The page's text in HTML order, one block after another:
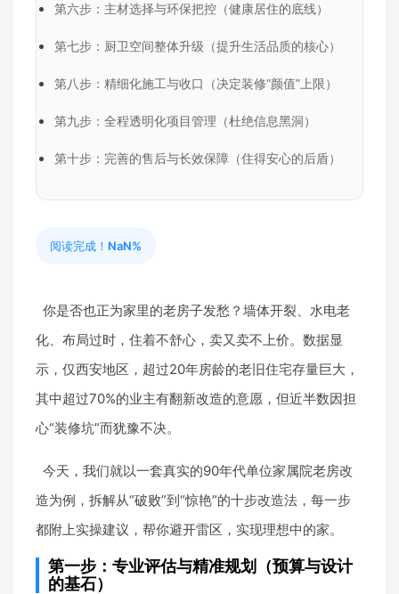
第六步：主材选择与环保把控（健康居住的底线）
第七步：厨卫空间整体升级（提升生活品质的核心）
第八步：精细化施工与收口（决定装修“颜值”上限）
第九步：全程透明化项目管理（杜绝信息黑洞）
第十步：完善的售后与长效保障（住得安心的后盾）
阅读完成！ NaN%
你是否也正为家里的老房子发愁？墙体开裂、水电老
化、布局过时，住着不舒心，卖又卖不上价。数据显
示，仅西安地区，超过20年房龄的老旧住宅存量巨大，
其中超过70%的业主有翻新改造的意愿，但近半数因担
心“装修坑”而犹豫不决。
今天，我们就以一套真实的90年代单位家属院老房改
造为例，拆解从“破败”到“惊艳”的十步改造法，每一步
都附上实操建议，帮你避开雷区，实现理想中的家。
第一步：专业评估与精准规划（预算与设计
的基石）